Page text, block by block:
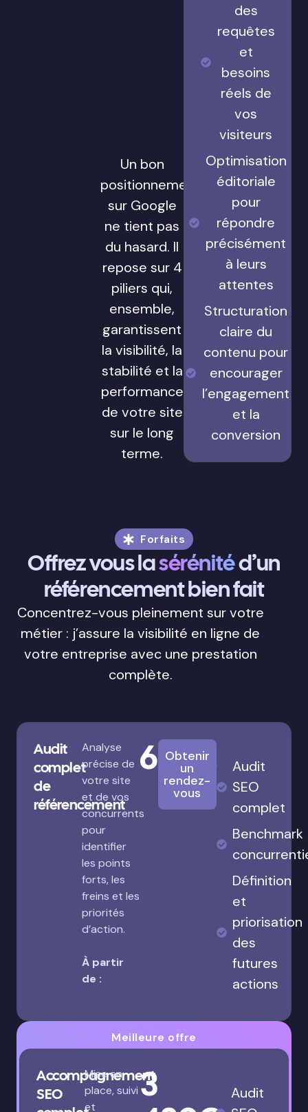
Un bon
positionnement
sur Google
ne tient pas
du hasard. Il
repose sur 4
piliers qui,
ensemble,
garantissent
la visibilité, la
stabilité et la
performance
de votre site
sur le long
terme.
des
requêtes
et
besoins
réels de
vos
visiteurs
Optimisation
éditoriale
pour
répondre
précisément
à leurs
attentes
Structuration
claire du
contenu pour
encourager
l’engagement
et la
conversion
Forfaits
Offrez vous lasérénitéd’un
référencement bien fait
Concentrez-vous pleinement sur votre
métier : j’assure la visibilité en ligne de
votre entreprise avec une prestation
complète.
Audit
complet
de
référencement
Analyse
précise de
votre site
et de vos
concurrents
pour
identifier
les points
forts, les
freins et les
priorités
d’action.
À partir
de :
680€
Obtenir
un
rendez-
vous
Audit
SEO
complet
Benchmark
Définition
et
priorisation
des
futures
actions
Meilleure offre
Accompagnement
SEO
Mise en
place, suivi
et
3
Audit